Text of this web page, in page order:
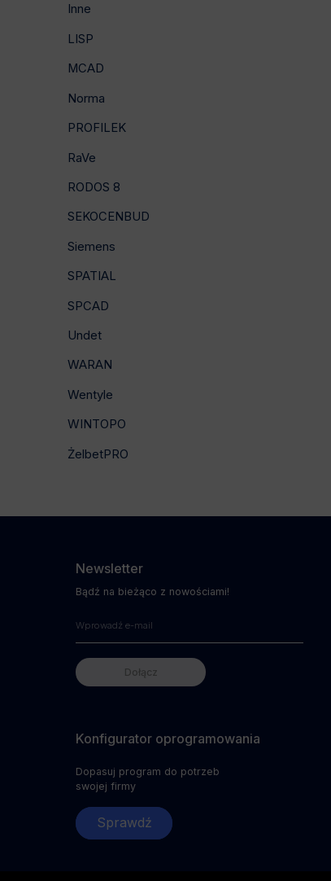
Inne
LISP
MCAD
Norma
PROFILEK
RaVe
RODOS 8
SEKOCENBUD
Siemens
SPATIAL
SPCAD
Undet
WARAN
Wentyle
WINTOPO
ŻelbetPRO
Newsletter
Bądź na bieżąco z nowościami!
Konfigurator oprogramowania
Dopasuj program do potrzeb
swojej firmy
Sprawdź